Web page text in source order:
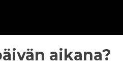
aikana?